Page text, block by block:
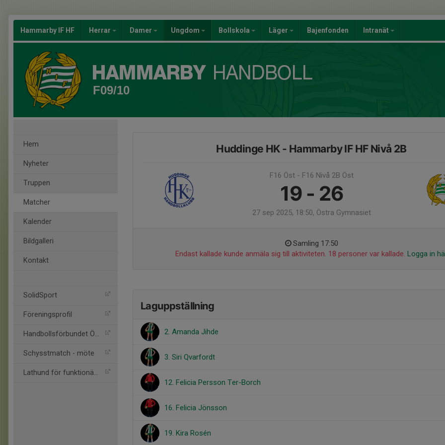
Hammarby IF HF Herrar Damer Ungdom Bollskola Läger Bajenfonden Intranät
F09/10
Hem
Nyheter
Truppen
Matcher
Kalender
Bildgalleri
Kontakt
SolidSport
Föreningsprofil
Handbollsförbundet Öst
Schysstmatch - möte
Lathund för funktionärer
Huddinge HK - Hammarby IF HF Nivå 2B
F16 Öst - F16 Nivå 2B Öst
19 - 26
27 sep 2025, 18:50, Östra Gymnasiet
Samling 17:50
Endast kallade kunde anmäla sig till aktiviteten. 18 personer var kallade. Logga in
Laguppställning
2. Amanda Jihde
3. Siri Qvarfordt
12. Felicia Persson Ter-Borch
16. Felicia Jönsson
19. Kira Rosén